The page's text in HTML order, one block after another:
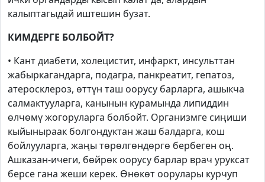
калыптагыдай иштешин бузат.
КИМДЕРГЕ БОЛБОЙТ?
• Кант диабети, холецистит, инфаркт, инсульттан
жабыркагандарга, подагра, панкреатит, гепатоз,
атеросклероз, өттүн таш оорусу барларга, ашыкча
салмактууларга, канынын курамында липиддин
өлчөмү жогоруларга болбойт. Организмге сиңиши
кыйыныраак болгондуктан жаш балдарга, кош
бойлууларга, жаңы төрөлгөндөргө бербеген оң.
Ашказан-ичеги, бөйрөк оорусу барлар врач уруксат
берсе гана жеши керек. Өнөкөт оорулары курчуп